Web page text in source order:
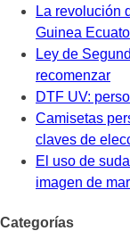
La revolución
Guinea
Ley de
recomenzar
DTF UV:
Camisetas
claves de
El uso de
imagen de
Categorías